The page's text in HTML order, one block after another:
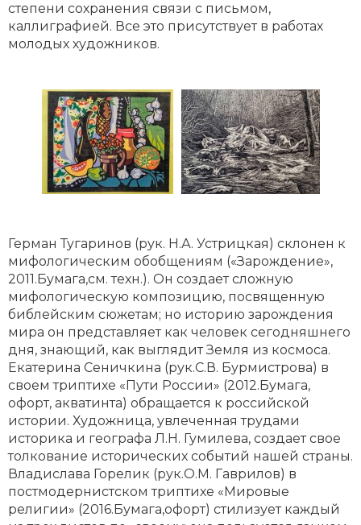
степени сохранения связи с письмом,
каллиграфией. Все это присутствует в работах
молодых художников.
Герман Тугаринов (рук. Н.А. Устрицкая) склонен к
мифологическим обобщениям («Зарождение»,
2011.Бумага,см. техн.). Он создает сложную
мифологическую композицию, посвященную
библейским сюжетам; но историю зарождения
мира он представляет как человек сегодняшнего
дня, знающий, как выглядит Земля из космоса.
Екатерина Сеничкина (рук.С.В. Бурмистрова) в
своем триптихе «Пути России» (2012.Бумага,
офорт, акватинта) обращается к российской
истории. Художница, увлеченная трудами
историка и географа Л.Н. Гумилева, создает свое
толкование исторических событий нашей страны.
Владислава Горелик (рук.О.М. Гаврилов) в
постмодернистском триптихе «Мировые
религии» (2016.Бумага,офорт) стилизует каждый